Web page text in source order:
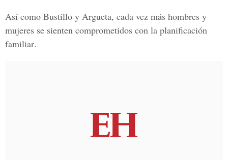
Así como Bustillo y Argueta, cada vez más hombres y
mujeres se sienten comprometidos con la planificación
familiar.